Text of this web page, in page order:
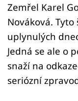
Zemřel Karel
Nováková.
uplynulých
Jedná se ale o
snaží na
seriózní